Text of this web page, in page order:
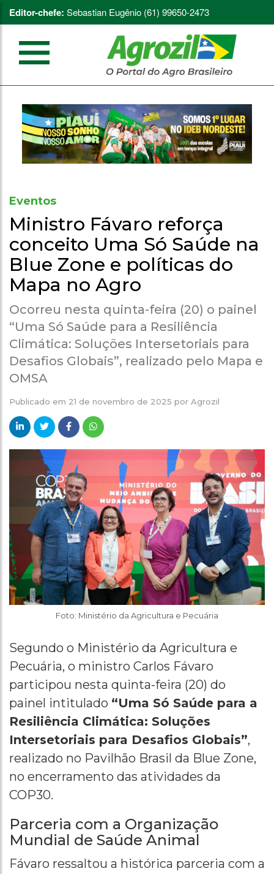
Editor-chefe: Sebastian Eugênio (61) 99650-2473
Eventos
Ministro Fávaro reforça
conceito Uma Só Saúde na
Blue Zone e políticas do
Mapa no Agro
Ocorreu nesta quinta-feira (20) o painel
“Uma Só Saúde para a Resiliência
Climática: Soluções Intersetoriais para
Desafios Globais”, realizado pelo Mapa e
OMSA
Publicado em 21 de novembro de 2025 por Agrozil
Foto: Ministério da Agricultura e Pecuária
Segundo o Ministério da Agricultura e
Pecuária, o ministro Carlos Fávaro
participou nesta quinta-feira (20) do
painel intitulado “Uma Só Saúde para a
Resiliência Climática: Soluções
Intersetoriais para Desafios Globais”,
realizado no Pavilhão Brasil da Blue Zone,
no encerramento das atividades da
COP30.
Parceria com a Organização
Mundial de Saúde Animal
Fávaro ressaltou a histórica parceria com a